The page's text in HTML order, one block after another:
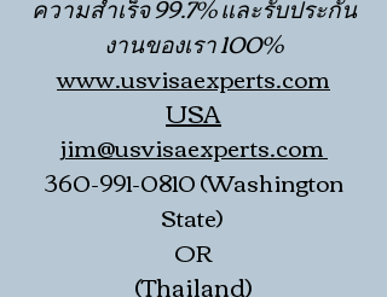
งานของเรา 100%
www.usvisaexperts.com
USA
jim@usvisaexperts.com
360-991-0810(Washington
State)
OR
(Thailand)